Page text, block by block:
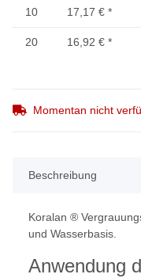
10 17,17 € *
20 16,92 € *
Momentan nicht
Beschreibung
Koralan ®
und Wasserbasis.
Anwendung